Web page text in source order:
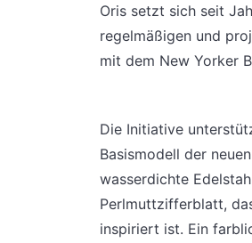
Oris setzt sich seit
regelmäßigen und
mit dem New Yorker
Die Initiative
Basismodell der
wasserdichte
Perlmuttzifferblatt,
inspiriert ist. Ein